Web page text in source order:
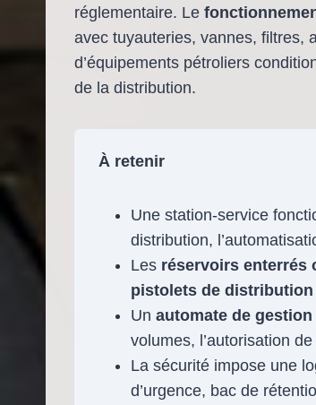
réglementaire. Le
avec tuyauteries, vannes, filtres,
d’équipements pétroliers
de la distribution.
À retenir
Une station-service
distribution,
Les réservoirs enterrés
pistolets de distribution
Un automate de
volumes, l’autorisation
La sécurité impose une
d’urgence, bac de